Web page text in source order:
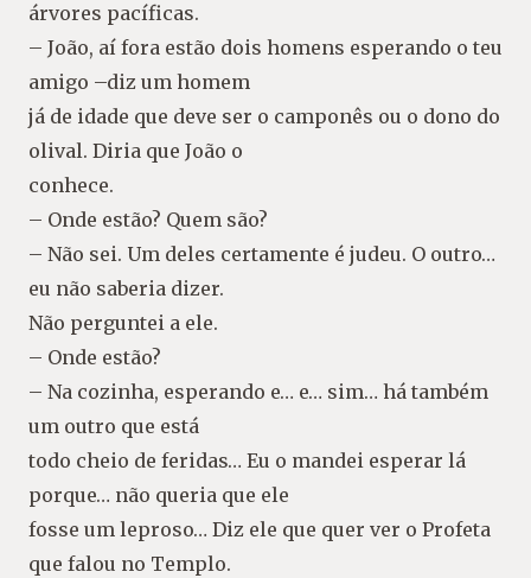
árvores pacíficas.
– João, aí fora estão dois homens esperando o teu
amigo –diz um homem
já de idade que deve ser o camponês ou o dono do
olival. Diria que João o
conhece.
– Onde estão? Quem são?
– Não sei. Um deles certamente é judeu. O outro…
eu não saberia dizer.
Não perguntei a ele.
– Onde estão?
– Na cozinha, esperando e… e… sim… há também
um outro que está
todo cheio de feridas… Eu o mandei esperar lá
porque… não queria que ele
fosse um leproso… Diz ele que quer ver o Profeta
que falou no Templo.